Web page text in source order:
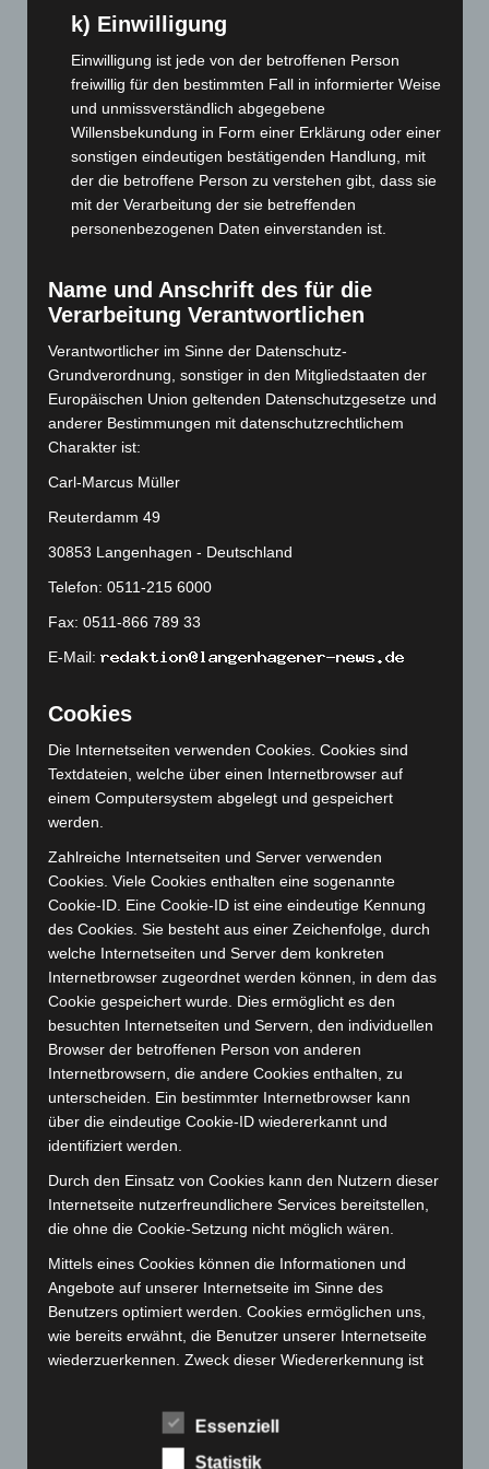
November 2025(114)
Oktober 2025(112)
September 2025(93)
August 2025(90)
Juli 2025(90)
Juni 2025(103)
Mai 2025(112)
März 2025 (111)
Februar 2025(96)
Januar 2025(88)
Dezember 2024(89)
November 2024(94)
Oktober 2024(93)
September 2024(112)
August 2024(107)
Juli 2024 (89)
Juni 2024 (107)
Mai 2024(149)
April 2024(102)
Februar 2024
Januar 2024(111)
Dezember 2023(130)
November 2023
Oktober 2023 (114)
September 2023(133)
August 2023 (134)
Juli 2023 (118)
Juni 2023(142)
Mai 2023(139)
April 2023 (155)
März 2023(174)
Februar 2023(154)
Januar 2023 (140)
Dezember 2022(130)
November 2022(167)
Oktober 2022 (166)
September 2022(205)
August 2022(166)
Juli 2022(133)
Juni 2022(167)
k) Einwilligung
Einwilligung ist jede von der betroffenen Person
freiwillig für den bestimmten Fall in informierter Weise
und unmissverständlich abgegebene
Willensbekundung in Form einer Erklärung oder einer
sonstigen eindeutigen bestätigenden Handlung, mit
der die betroffene Person zu verstehen gibt, dass sie
mit der Verarbeitung der sie betreffenden
personenbezogenen Daten einverstanden ist.
Name und Anschrift des für die
Verarbeitung Verantwortlichen
Verantwortlicher im Sinne der Datenschutz-
Grundverordnung, sonstiger in den Mitgliedstaaten der
Europäischen Union geltenden Datenschutzgesetze und
anderer Bestimmungen mit datenschutzrechtlichem
Charakter ist:
Carl-Marcus Müller
Reuterdamm 49
30853 Langenhagen - Deutschland
Telefon: 0511-215 6000
Fax: 0511-866 789 33
E-Mail:
Cookies
Die Internetseiten verwenden Cookies. Cookies sind
Textdateien, welche über einen Internetbrowser auf
einem Computersystem abgelegt und gespeichert
werden.
Zahlreiche Internetseiten und Server verwenden
Cookies. Viele Cookies enthalten eine sogenannte
Cookie-ID. Eine Cookie-ID ist eine eindeutige Kennung
des Cookies. Sie besteht aus einer Zeichenfolge, durch
welche Internetseiten und Server dem konkreten
Internetbrowser zugeordnet werden können, in dem das
Cookie gespeichert wurde. Dies ermöglicht es den
besuchten Internetseiten und Servern, den individuellen
Browser der betroffenen Person von anderen
Internetbrowsern, die andere Cookies enthalten, zu
unterscheiden. Ein bestimmter Internetbrowser kann
über die eindeutige Cookie-ID wiedererkannt und
identifiziert werden.
Durch den Einsatz von Cookies kann den Nutzern dieser
Internetseite nutzerfreundlichere Services bereitstellen,
die ohne die Cookie-Setzung nicht möglich wären.
Mittels eines Cookies können die Informationen und
Angebote auf unserer Internetseite im Sinne des
Benutzers optimiert werden. Cookies ermöglichen uns,
wie bereits erwähnt, die Benutzer unserer Internetseite
wiederzuerkennen. Zweck dieser Wiedererkennung ist
zu erleichtern. Der Benutzer einer Internetseite, die
Cookies verwendet, muss beispielsweise nicht bei jedem
Besuch der Internetseite erneut seine Zugangsdaten
Essenziell
Statistik